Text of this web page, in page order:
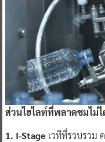
ส่วนไฮไลท์ที่พลาดชมไม่ไ
1. I-Stageเวทีที่รวบรวม